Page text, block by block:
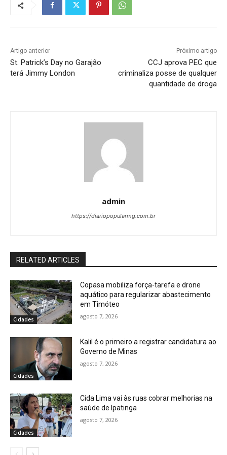
Artigo anterior
St. Patrick’s Day no Garajão
terá Jimmy London
Próximo artigo
CCJ aprova PEC que
criminaliza posse de qualquer
quantidade de droga
admin
https://diariopopularmg.com.br
RELATED ARTICLES
Cidades
Copasa mobiliza força-tarefa e drone
aquático para regularizar abastecimento
em Timóteo
agosto 7, 2026
Cidades
Kalil é o primeiro a registrar candidatura ao
Governo de Minas
agosto 7, 2026
Cidades
Cida Lima vai às ruas cobrar melhorias na
saúde de Ipatinga
agosto 7, 2026